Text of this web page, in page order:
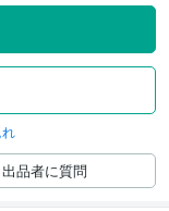
出品者に質問